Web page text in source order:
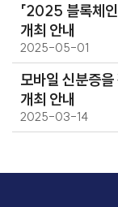
「2025 블록체
개최 안내
2025-05-01
모바일 신분증
개최 안내
2025-03-14